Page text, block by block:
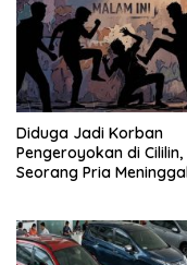
Diduga Jadi Korban
Pengeroyokan di Cililin,
Seorang Pria